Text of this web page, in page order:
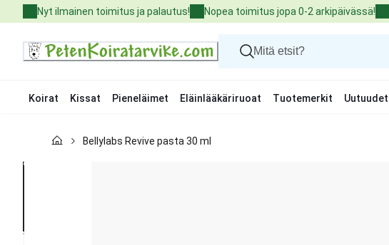
to
Nyt ilmainen toimitus ja palautus! Nopea toimitus jopa 0-2 arkipäivässä!
Koirat Kissat Pieneläimet Eläinlääkäriruoat Tuotemerkit Uutuudet
Kissat
Bellylabs Revive pasta 30 ml